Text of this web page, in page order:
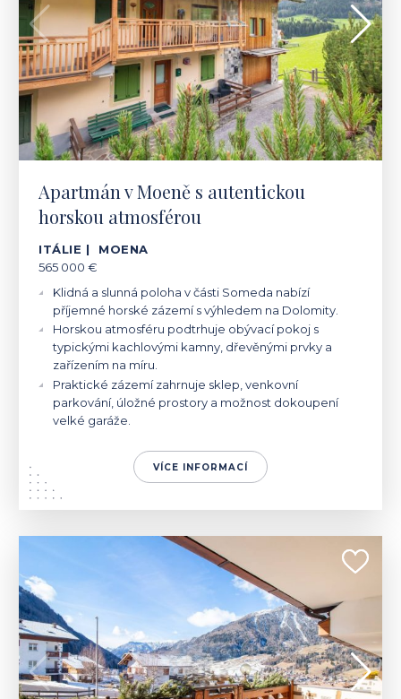
Apartmán v Moeně s autentickou
horskou atmosférou
ITÁLIE | MOENA
565 000 €
Klidná a slunná poloha v části Someda nabízí
příjemné horské zázemí s výhledem na Dolomity.
Horskou atmosféru podtrhuje obývací pokoj s
typickými kachlovými kamny, dřevěnými prvky a
zařízením na míru.
Praktické zázemí zahrnuje sklep, venkovní
parkování, úložné prostory a možnost dokoupení
velké garáže.
VÍCE INFORMACÍ